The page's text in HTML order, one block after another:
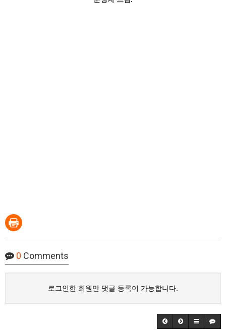
0 Comments
로그인한 회원만 댓글 등록이 가능합니다.